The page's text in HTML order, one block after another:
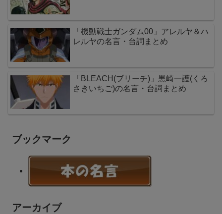
「機動戦士ガンダム00」アレルヤ＆ハ
レルヤの名言・台詞まとめ
「BLEACH(ブリーチ)」黒崎一護(くろ
さきいちご)の名言・台詞まとめ
ブックマーク
アーカイブ